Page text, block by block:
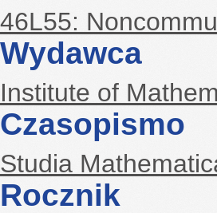
46L55:
Wydawca
Institute of
Czasopismo
Studia
Rocznik